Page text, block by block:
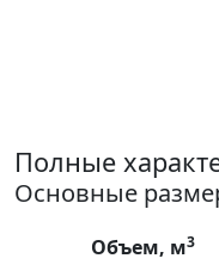
Полные
Основные
Объем, м3